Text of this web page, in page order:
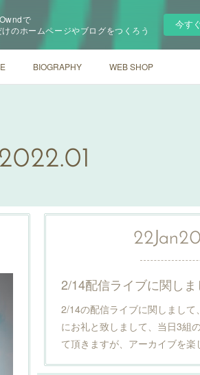
で
のホームページやブログをつくろう
今す
BIOGRAPHY WEB SHOP
2022.01
22Jan
2/14配信ライブに関しま
2/14の配信ライブに関しまして
にお礼と致しまして、当日3組
て頂きますが、アーカイブを